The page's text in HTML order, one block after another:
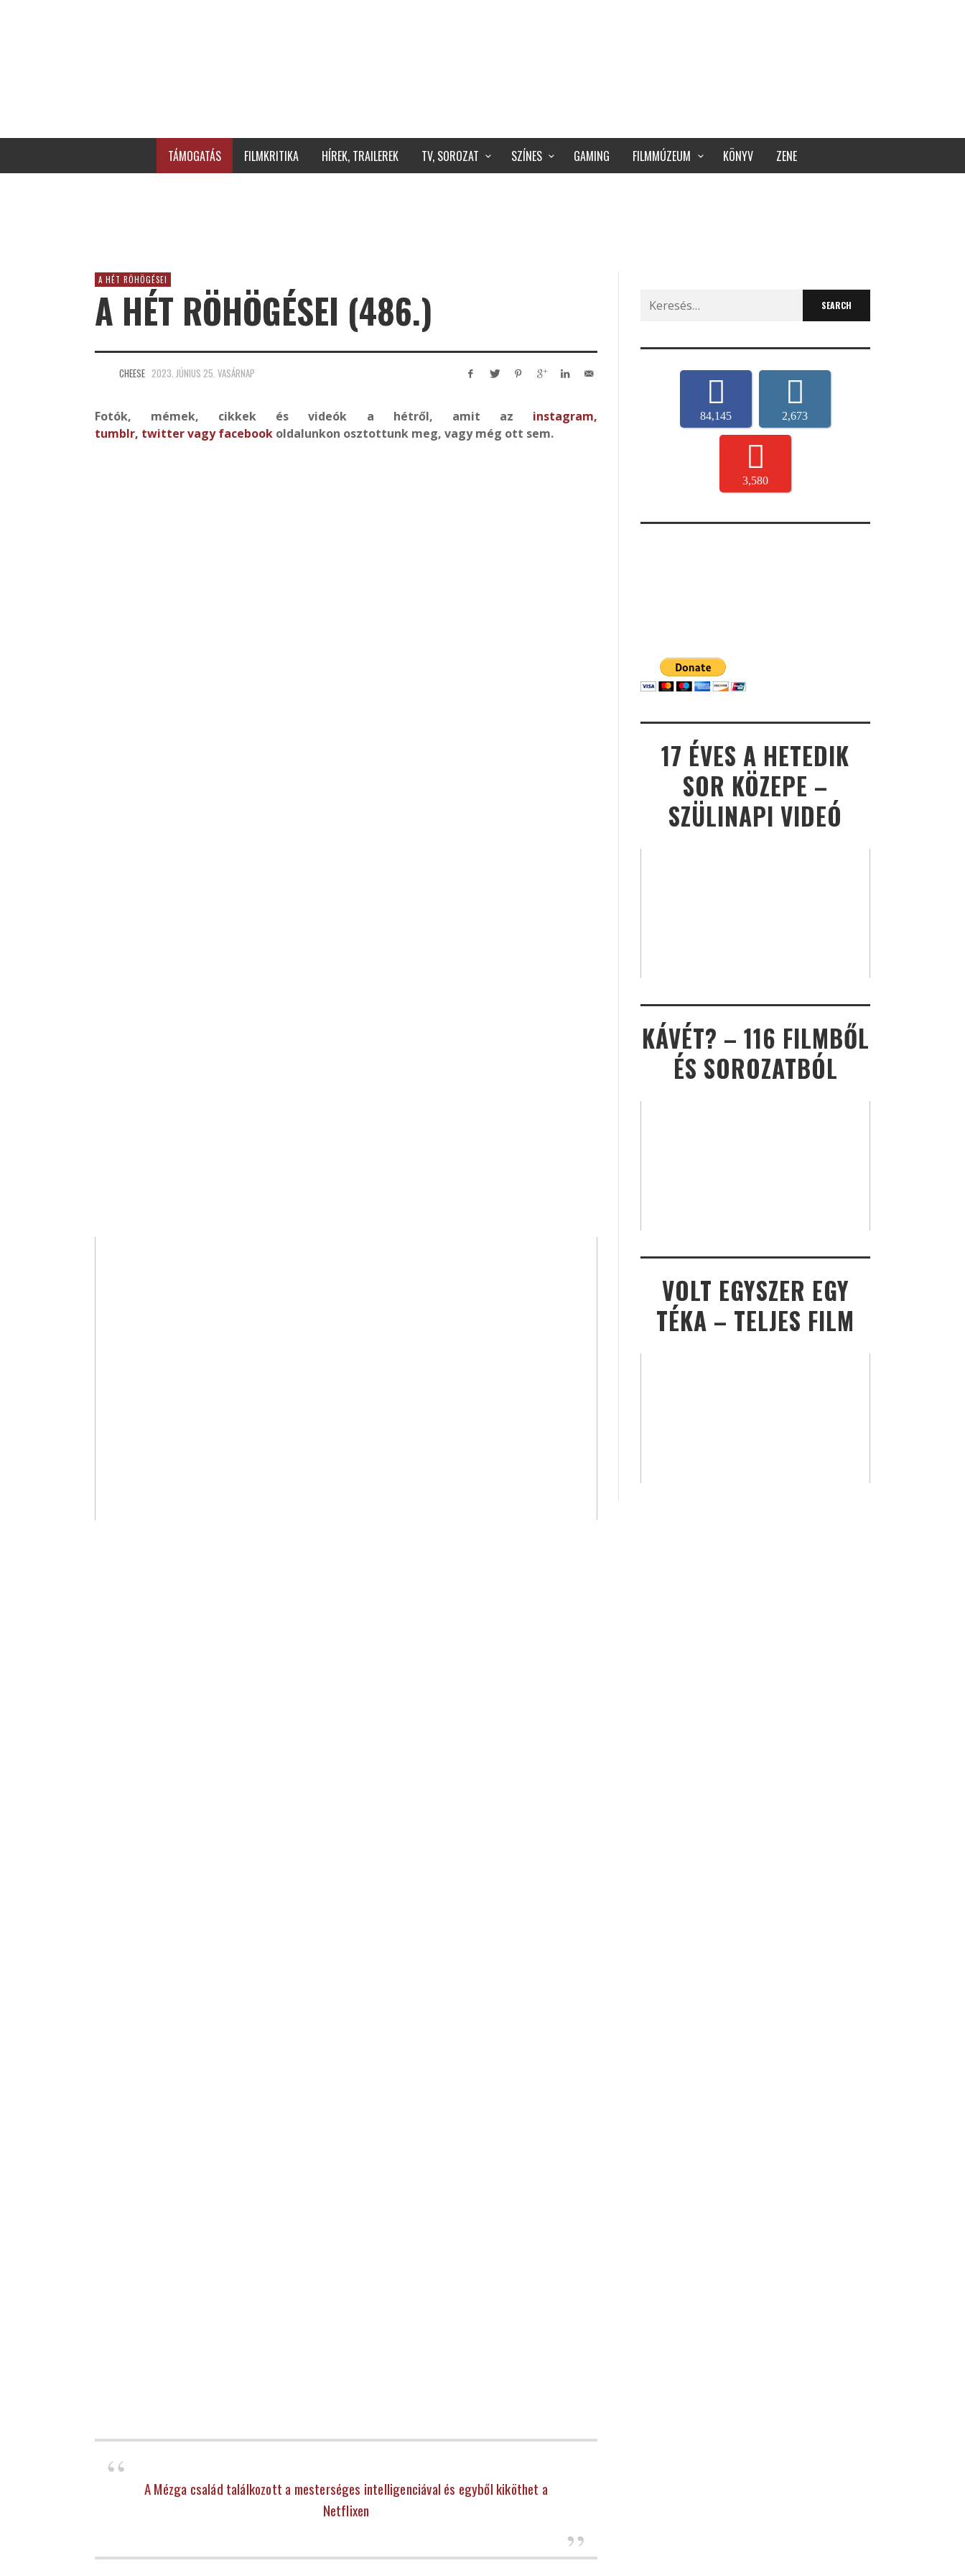
TÁMOGATÁS FILMKRITIKA HÍREK, TRAILEREK TV, SOROZAT SZÍNES GAMING FILMMÚZEUM KÖNYV ZENE
A HÉT RÖHÖGÉSEI
A HÉT RÖHÖGÉSEI (486.)
CHEESE 2023. JÚNIUS 25. VASÁRNAP
Fotók, mémek, cikkek és videók a hétről, amit az instagram,
tumblr, twittervagyfacebook oldalunkon osztottunk meg, vagy még ott sem.
A Mézga család találkozott a mesterséges intelligenciával és egyből kiköthet a
Netflixen
Search
for:
84,145 2,673
3,580
17 ÉVES A HETEDIK
SOR KÖZEPE –
SZÜLINAPI VIDEÓ
KÁVÉT? – 116 FILMBŐL
ÉS SOROZATBÓL
VOLT EGYSZER EGY
TÉKA – TELJES FILM